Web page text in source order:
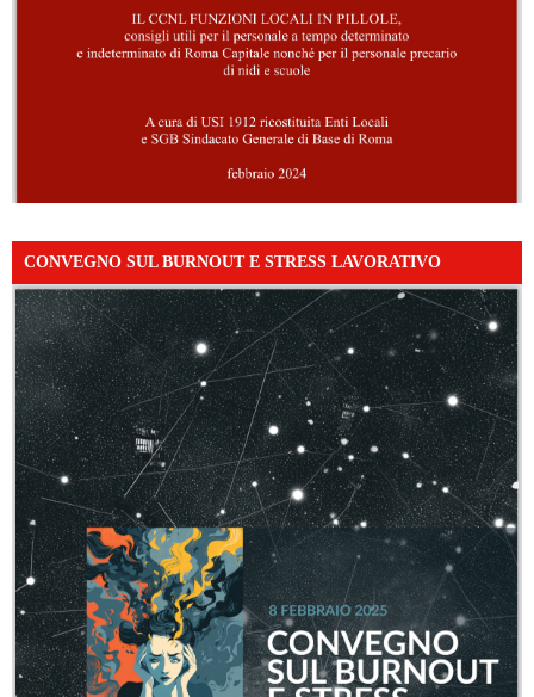
CONVEGNO SUL BURNOUT E STRESS LAVORATIVO